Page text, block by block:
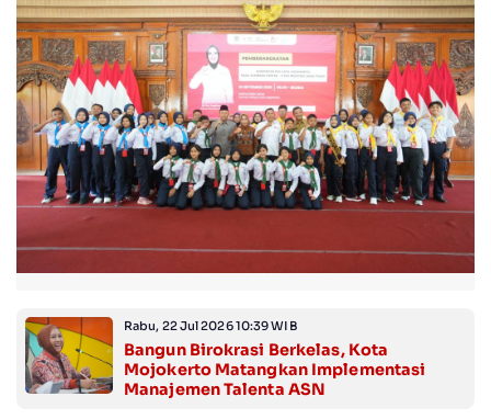
Rabu, 22 Jul 2026 10:39 WIB
Bangun Birokrasi Berkelas, Kota
Mojokerto Matangkan Implementasi
Manajemen Talenta ASN